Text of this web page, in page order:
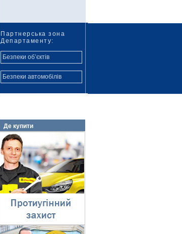
Партнерська зона
Департаменту:
Безпеки об’єктів
Безпеки автомобілів
Де купити
Протиугінний захист
⇓
Захист майна